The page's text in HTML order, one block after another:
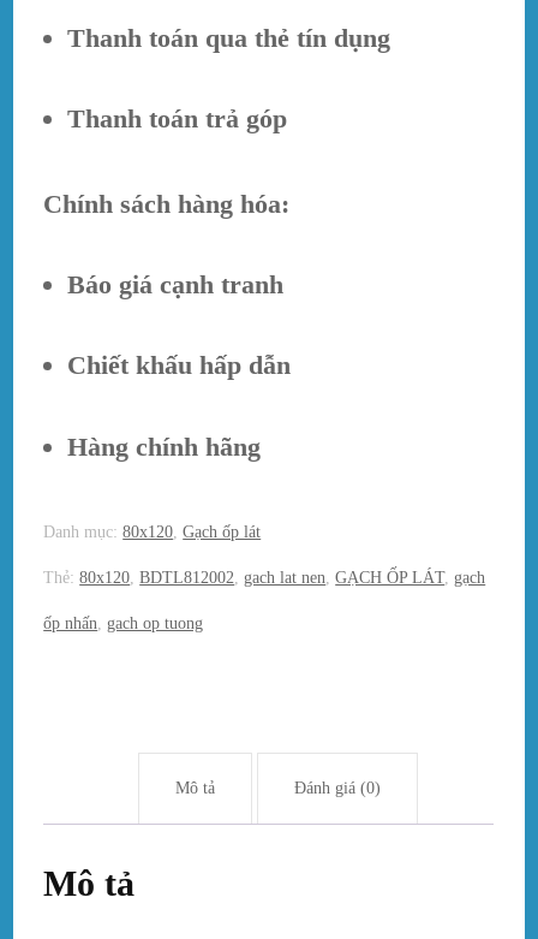
Thanh toán qua thẻ tín dụng
Thanh toán trả góp
Chính sách hàng hóa:
Báo giá cạnh tranh
Chiết khấu hấp dẫn
Hàng chính hãng
Danh mục:80x120 ,Gạch ốp lát
Thẻ:80x120 ,BDTL812002 gach lat nen ,GẠCH ỐP LÁT, gạch
ốp nhấn gach op tuong
Mô tả Đánh giá (0)
Mô tả